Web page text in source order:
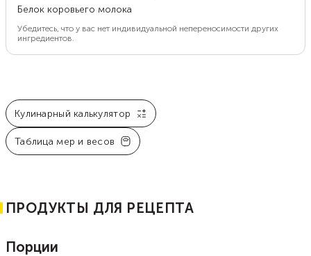
Белок коровьего молока
Убедитесь, что у вас нет индивидуальной непереносимости других
ингредиентов.
Кулинарный калькулятор
Таблица мер и весов
ПРОДУКТЫ ДЛЯ РЕЦЕПТА
Порции